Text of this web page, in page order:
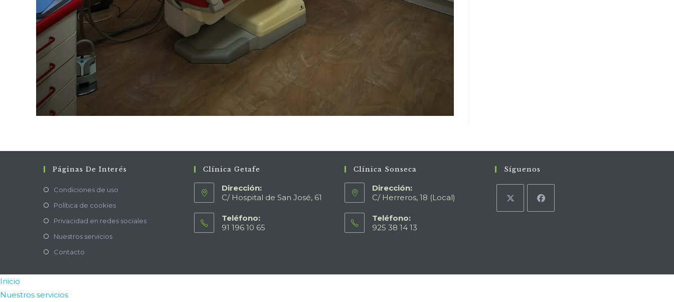
Páginas De Interés
Condiciones de uso
Política de cookies
Privacidad en redes sociales
Nuestros servicios
Contacto
Clínica Getafe
Dirección:
C/ Hospital de San José, 61
Teléfono:
91 196 10 65
Clínica Sonseca
Dirección:
C/ Herreros, 18 (Local)
Teléfono:
925 38 14 13
Síguenos
Inicio
Nuestros servicios